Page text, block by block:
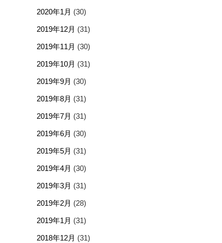
2020年1月 (30)
2019年12月 (31)
2019年11月 (30)
2019年10月 (31)
2019年9月 (30)
2019年8月 (31)
2019年7月 (31)
2019年6月 (30)
2019年5月 (31)
2019年4月 (30)
2019年3月 (31)
2019年2月 (28)
2019年1月 (31)
2018年12月 (31)